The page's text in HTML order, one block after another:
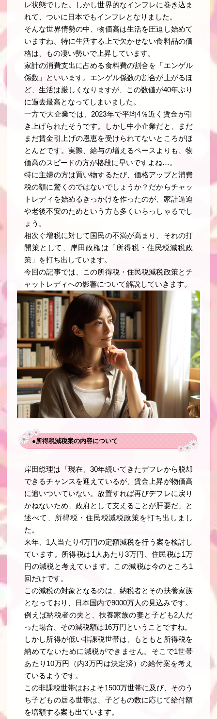
レ状態でした。しかし世界的なインフレに巻き込ま
れて、ついに日本でもインフレとなりました。
そんな世界情勢の中、物価高は生活を圧迫し始めて
いますね。特に生活する上で欠かせない食料品の価
格は、もの凄い勢いで上昇しています。
家計の消費支出に占める食料費の割合を「エンゲル
係数」といいます。エンゲル係数の割合が上がるほ
ど、生活は厳しくなりますが、この数値が40年ぶり
に過去最高となってしまいました。
一方で大企業では、2023年で平均4％近く賃金が引
き上げられたそうです。しかし中小企業だと、まだ
まだ賃金引上げの恩恵を受けられてないところがほ
とんどです。実際、給与の増えるペースよりも、物
価高のスピードの方が格段に早いですよね…。
特に主婦の方は買い物するたび、価格アップと消費
税の額に驚くのではないでしょうか？だからチャッ
トレディを始めるきっかけを作ったのが、家計逼迫
や老後不安のためという方も多くいらっしゃるでし
ょう。
相次ぐ増税に対して国民の不満が高まり、それの打
開策として、岸田政権は「所得税・住民税減税政
策」を打ち出しています。
今回の記事では、この所得税・住民税減税政策とチ
ャットレディへの影響について解説していきます。
●所得税減税案の内容について
岸田総理は「現在、30年続いてきたデフレから脱却
できるチャンスを迎えているが、賃金上昇が物価高
に追いついていない。放置すれば再びデフレに戻り
かねないため、政府として支えることが肝要だ」と
述べて、所得税・住民税減税政策を打ち出しまし
た。
来年、1人当たり4万円の定額減税を行う案を検討し
ています。所得税は1人あたり3万円、住民税は1万
円の減税と考えています。この減税は今のところ1
回だけです。
この減税の対象となるのは、納税者とその扶養家族
となっており、日本国内で9000万人の見込みです。
例えば納税者の夫と、扶養家族の妻と子ども2人だ
った場合、その減税額は16万円ということですね。
しかし所得が低い非課税世帯は、もともと所得税を
納めてないために減税ができません。そこで1世帯
あたり10万円（内3万円は決定済）の給付案を考え
ているようです。
この非課税世帯はおよそ1500万世帯に及び、そのう
ち子どもの居る世帯は、子どもの数に応じて給付額
を増額する案も出ています。